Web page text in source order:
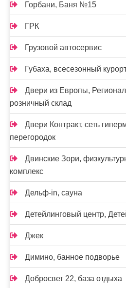
Горбани, Баня №15
ГРК
Грузовой автосервис
Губаха, всесезонный
Двери из Европы,
розничный склад
Двери Контракт, сеть
перегородок
Двинские Зори,
комплекс
Дельф-in, сауна
Детейлинговый центр,
Джек
Димино, банное подворье
Добросвет 22, база отдыха